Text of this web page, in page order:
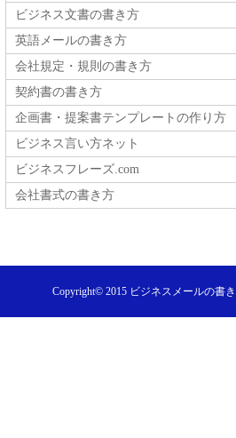
ビジネス文書の書き方
英語メールの書き方
会社規定・規則の書き方
契約書の書き方
企画書・提案書テンプレートの作り方
ビジネス言い方ネット
ビジネスフレーズ.com
会社書式の書き方
Copyright© 2015 ビジネスメールの書